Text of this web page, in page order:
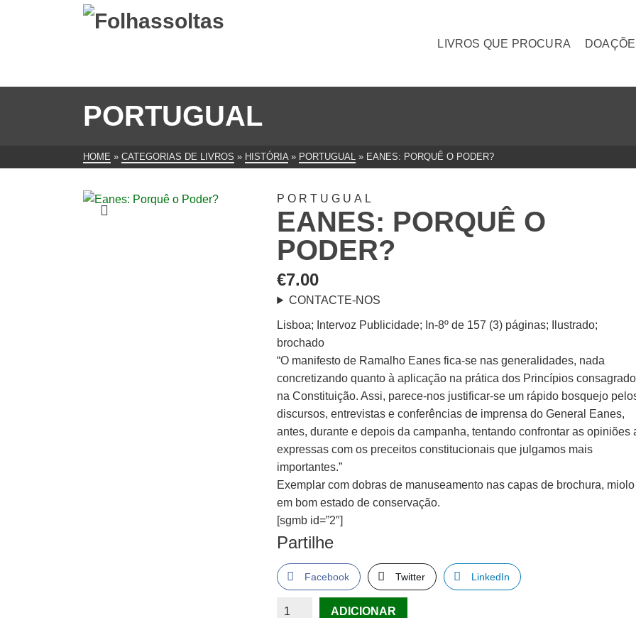
LIVROS QUE PROCURA
PORTUGUAL
HOME » CATEGORIAS DE LIVROS » HISTÓRIA » PORTUGUAL » EANES: PORQUÊ O PODER?
PORTUGUAL
EANES: PORQUÊ O
PODER?
€7.00
CONTACTE-NOS
Lisboa; Intervoz Publicidade; In-8º de 157 (3) páginas; Ilustrado;
brochado
“O manifesto de Ramalho Eanes fica-se nas generalidades, nada
concretizando quanto à aplicação na prática dos Princípios
na Constituição. Assi, parece-nos justificar-se um rápido bosquejo
discursos, entrevistas e conferências de imprensa do General Eanes,
antes, durante e depois da campanha, tentando confrontar as opiniões
expressas com os preceitos constitucionais que julgamos mais
importantes.”
Exemplar com dobras de manuseamento nas capas de brochura, miolo
em bom estado de conservação.
[sgmb id=”2″]
Partilhe
Facebook Twitter LinkedIn
QuantidadeADICIONAR